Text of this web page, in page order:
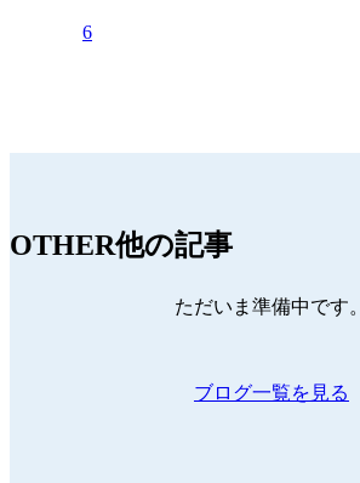
6
OTHER他の記事
ただいま準備中です。
ブログ一覧を見る